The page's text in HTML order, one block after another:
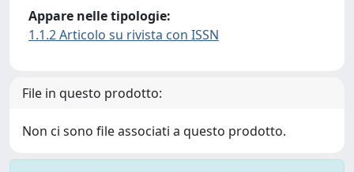
Appare nelle tipologie:
1.1.2 Articolo su rivista con ISSN
File in questo prodotto:
Non ci sono file associati a questo prodotto.